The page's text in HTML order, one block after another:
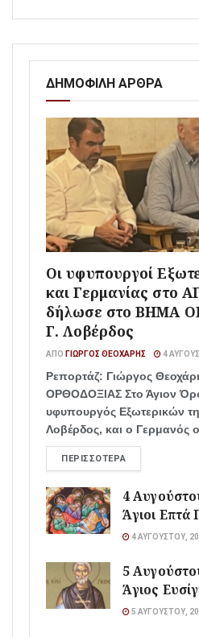
ΔΗΜΟΦΙΛΗ ΑΡΘΡΑ
Οι υφυπουργοί
και Γερμανίας στο
δήλωσε στο ΒΗΜΑ
Γ. Λοβέρδος
ΑΠΌ ΓΙΏΡΓΟΣ ΘΕΟΧΆΡΗΣ 4
Ρεπορτάζ: Γιώργος
ΟΡΘΟΔΟΞΙΑΣ Στο Άγιον
υφυπουργός Εξωτερικών
Λοβέρδος, και ο Γερμανός
ΠΕΡΙΣΣΌΤΕΡΑ
4
Άγιοι Επτά
4 ΑΥΓΟΎΣΤΟΥ,
5
Άγιος
5 ΑΥΓΟΎΣΤΟΥ,